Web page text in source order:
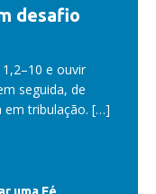
desafio
e ouvir
seguida, de
tribulação. […]